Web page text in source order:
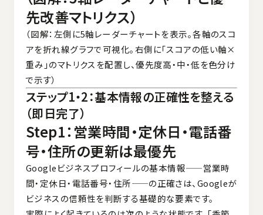
先改善マトリクス）
（図解：左側に5軸レーダーチャートを表示。各軸のスコ
アを折れ線グラフで可視化。右側に「スコアの低い軸×
重み」のマトリクスを配置し、優先度高・中・低を色分け
で示す）
ステップ1・2：基本情報の正確性を整える
（即日完了）
Step1：営業時間・定休日・電話番
号・住所の更新は最優先
Googleビジネスプロフィールの基本情報——営業時
間・定休日・電話番号・住所——の正確さは、Googleが
ビジネスの信頼性を判断する基礎的な要素です。